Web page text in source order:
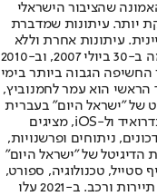
שהציבור הישראלי
יותר. עיתונות שמדברת
עיתונות אחרת וללא
תשלום. המהדורה המודפסת הראשונה פורסמה ב-30 ביולי 2007, וב-2010
החשיפה הגבוה ביותר בימי
הראשי הוא עמר לחמנוביץ,
של "ישראל היום" בעברית
ובאנגלית, כמו כן היישומונים (אפליקציות) לאנדרואיד ול-iOS, מציגים
ניתוחים ופרשנויות,
הדיגיטל של "ישראל היום"
סטייל, טכנולוגיה, ספורט,
כלכלה וצרכנות, בריאות, חיילים, אוכל, יהדות, תיירות ורכב. ב-2021 עלו